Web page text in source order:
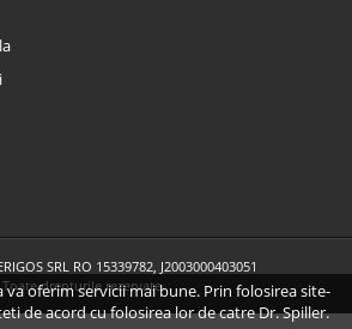
va oferim servicii mai bune. Prin folosirea site-
de acord cu folosirea lor de catre Dr. Spiller.
SRL RO 15339782, J2003000403051
Toate drepturile rezervate.